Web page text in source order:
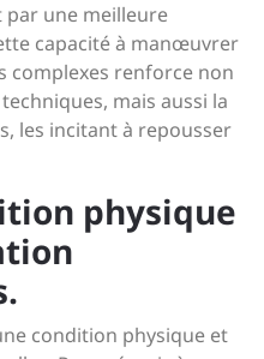
une meilleure
capacité à manœuvrer
complexes renforce non
mais aussi la
les incitant à repousser
physique
condition physique et